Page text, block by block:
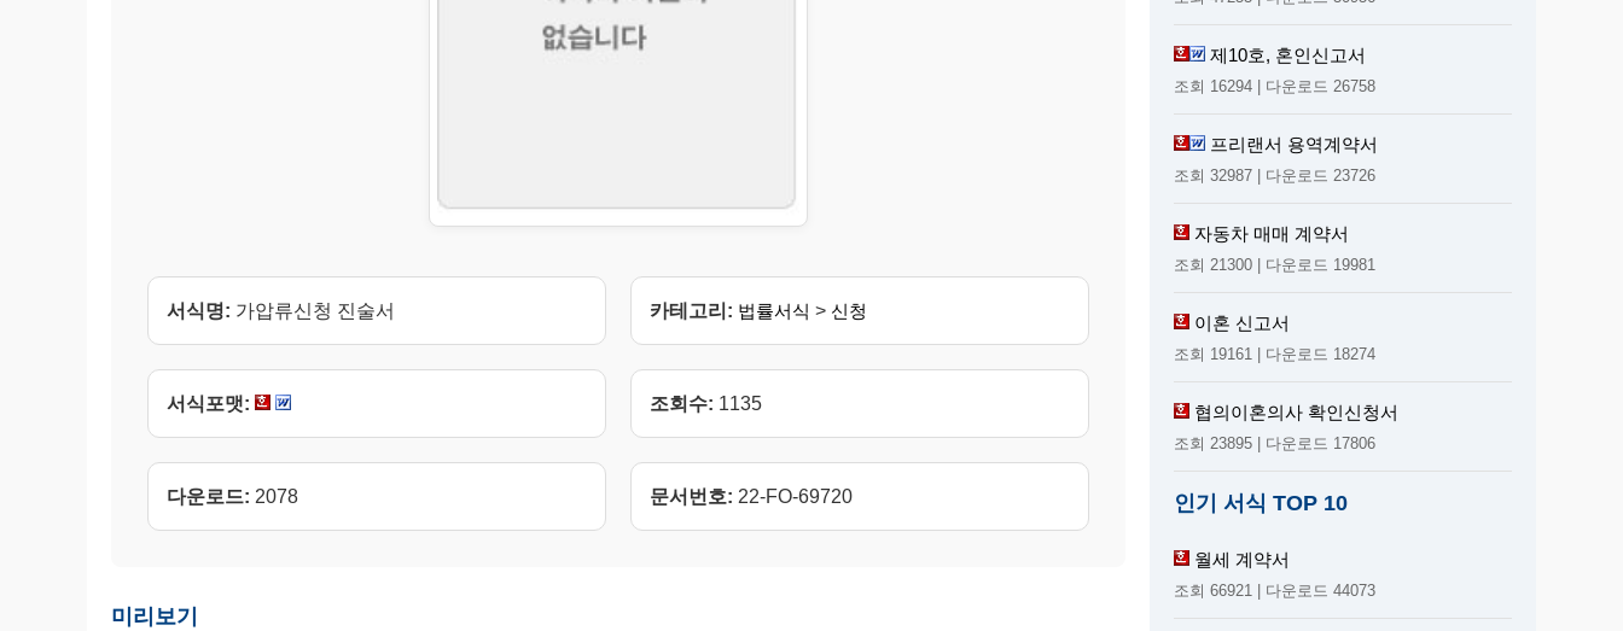
서식명: 가압류신청 진술서 카테고리: 법률서식 > 신청
서식포맷: 조회수: 1135
다운로드: 2078 문서번호: 22-FO-69720
미리보기
제10호, 혼인신고서
조회 16294 | 다운로드 26758
프리랜서 용역계약서
조회 32987 | 다운로드 23726
자동차 매매 계약서
조회 21300 | 다운로드 19981
이혼 신고서
조회 19161 | 다운로드 18274
협의이혼의사 확인신청서
조회 23895 | 다운로드 17806
인기 서식 TOP 10
월세 계약서
조회 66921 | 다운로드 44073